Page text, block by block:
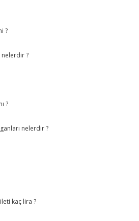
?
nelerdir ?
?
nelerdir ?
kaç lira ?